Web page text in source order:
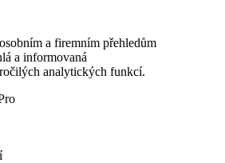
a firemním přehledům
a informovaná
analytických funkcí.